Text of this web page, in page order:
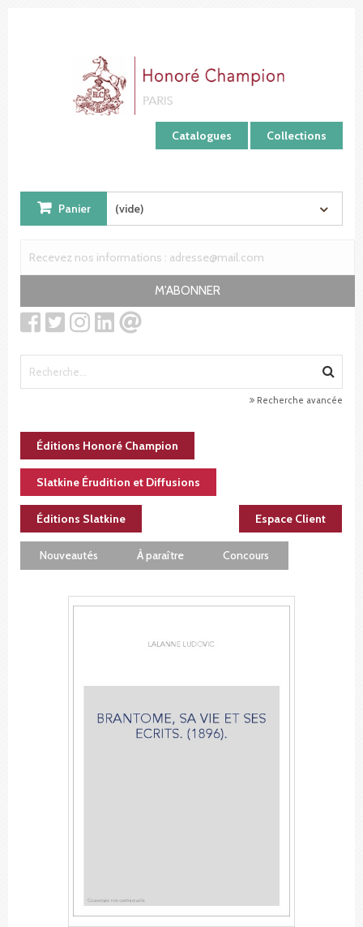
Catalogues Collections
Panier (vide)
M'ABONNER
Recherche avancée
Éditions Honoré Champion
Slatkine Érudition et Diffusions
Éditions Slatkine Espace Client
Nouveautés À paraître Concours